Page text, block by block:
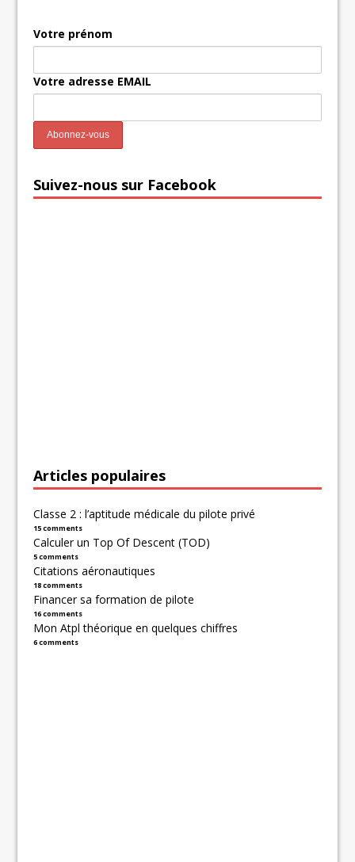
Votre prénom
Votre adresse EMAIL
Suivez-nous sur Facebook
Articles populaires
Classe 2 : l’aptitude médicale du pilote privé
15 comments
Calculer un Top Of Descent (TOD)
5 comments
Citations aéronautiques
18 comments
Financer sa formation de pilote
16 comments
Mon Atpl théorique en quelques chiffres
6 comments